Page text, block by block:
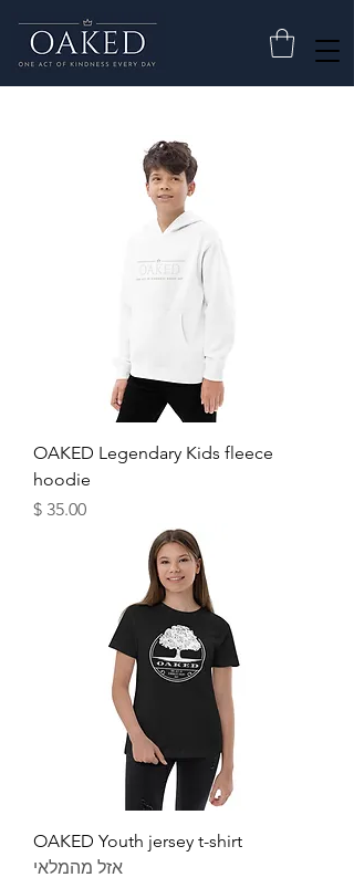
OAKED Legendary Kids fleece
hoodie
מחיר
OAKED Youth jersey t-shirt
אזל מהמלאי